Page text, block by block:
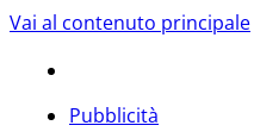
Vai al contenuto principale
Pubblicità